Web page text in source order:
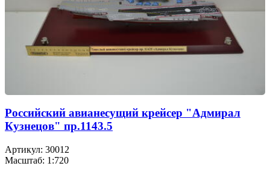
Российский авианесущий крейсер "Адмирал
Кузнецов" пр.1143.5
Артикул: 30012
Масштаб: 1:720